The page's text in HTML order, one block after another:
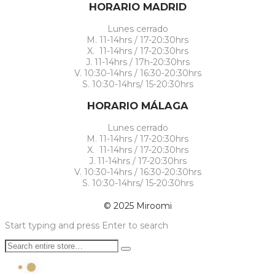
HORARIO MADRID
Lunes cerrado
M. 11-14hrs / 17-20:30hrs
X. 11-14hrs / 17-20:30hrs
J. 11-14hrs / 17h-20:30hrs
V. 10:30-14hrs / 16:30-20:30hrs
S. 10:30-14hrs/ 15-20:30hrs
HORARIO MÁLAGA
Lunes cerrado
M. 11-14hrs / 17-20:30hrs
X. 11-14hrs / 17-20:30hrs
J. 11-14hrs / 17-20:30hrs
V. 10:30-14hrs / 16:30-20:30hrs
S. 10:30-14hrs/ 15-20:30hrs
© 2025 Miroomi
Start typing and press Enter to search